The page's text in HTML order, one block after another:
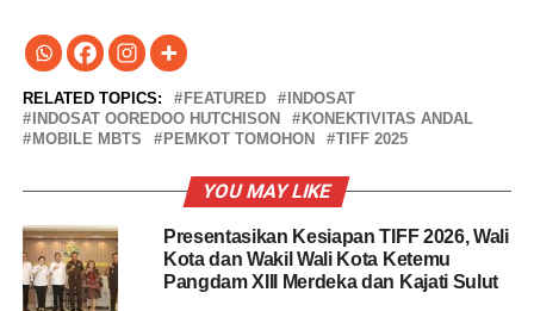
RELATED TOPICS: FEATURED
INDOSAT
INDOSAT OOREDOO HUTCHISON
KONEKTIVITAS ANDAL
MOBILE MBTS
PEMKOT TOMOHON TIFF 2025
YOU MAY LIKE
Presentasikan Kesiapan TIFF 2026, Wali
Kota dan Wakil Wali Kota Ketemu
Pangdam XIII Merdeka dan Kajati Sulut